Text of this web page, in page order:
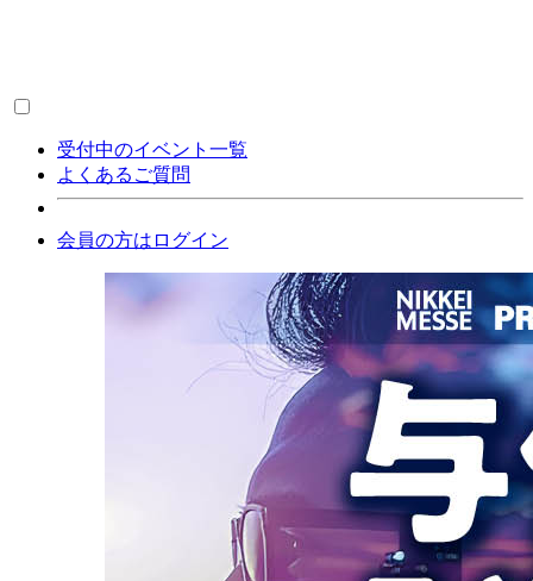
受付中のイベント一覧
よくあるご質問
会員の方はログイン